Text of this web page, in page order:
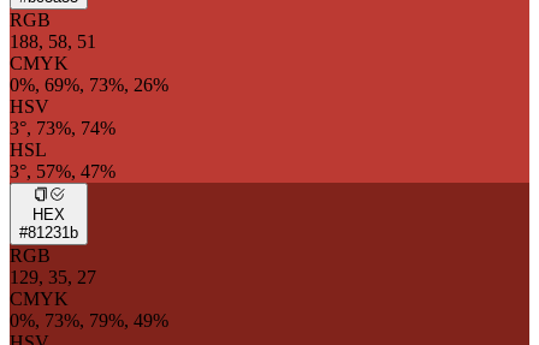
RGB
188, 58, 51
CMYK
0%, 69%, 73%, 26%
HSV
3°, 73%, 74%
HSL
3°, 57%, 47%
HEX
#81231b
RGB
129, 35, 27
CMYK
0%, 73%, 79%, 49%